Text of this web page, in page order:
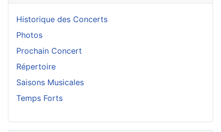
Historique des Concerts
Photos
Prochain Concert
Répertoire
Saisons Musicales
Temps Forts